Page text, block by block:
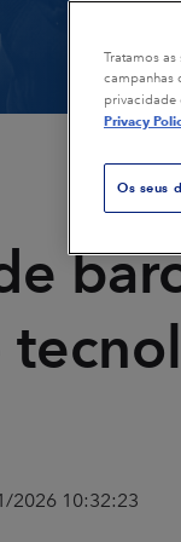
Geração de
Transporte
Borracha &
2026 10:32:23
Tratamos
campanhas
privacidade
Privacy
Os seus